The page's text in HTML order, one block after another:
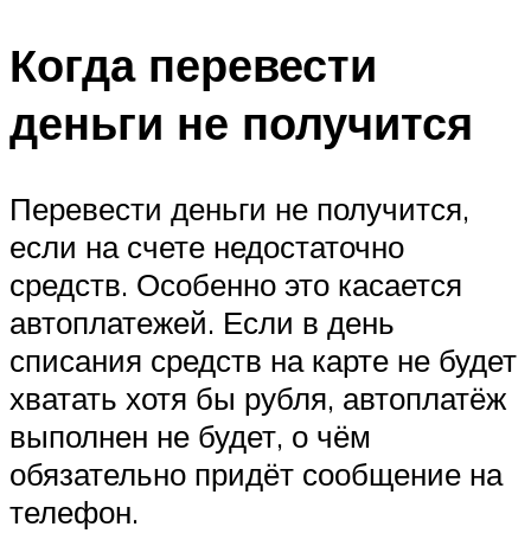
Когда перевести
деньги не получится
Перевести деньги не получится,
если на счете недостаточно
средств. Особенно это касается
автоплатежей. Если в день
списания средств на карте не будет
хватать хотя бы рубля, автоплатёж
выполнен не будет, о чём
обязательно придёт сообщение на
телефон.